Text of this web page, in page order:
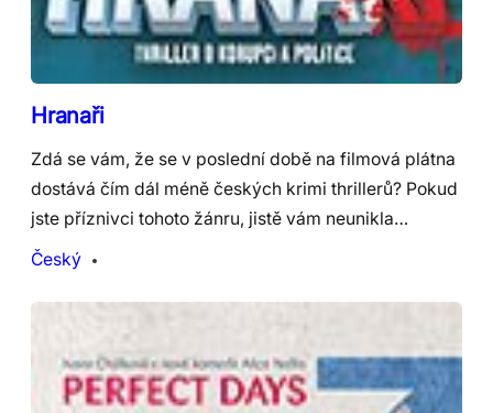
Hranaři
Zdá se vám, že se v poslední době na filmová plátna
dostává čím dál méně českých krimi thrillerů? Pokud
jste příznivci tohoto žánru, jistě vám neunikla…
Český